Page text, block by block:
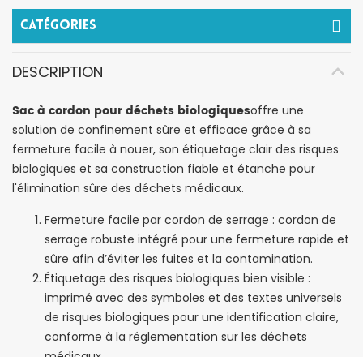
Catégories
DESCRIPTION
Sac à cordon pour déchets biologiquesoffre une
solution de confinement sûre et efficace grâce à sa
fermeture facile à nouer, son étiquetage clair des risques
biologiques et sa construction fiable et étanche pour
l'élimination sûre des déchets médicaux.
Fermeture facile par cordon de serrage : cordon de
serrage robuste intégré pour une fermeture rapide et
sûre afin d’éviter les fuites et la contamination.
Étiquetage des risques biologiques bien visible :
imprimé avec des symboles et des textes universels
de risques biologiques pour une identification claire,
conforme à la réglementation sur les déchets